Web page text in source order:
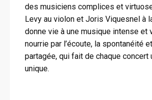
des musiciens complices et
Levy au violon et Joris Viquesnel à
donne vie à une musique intense et
nourrie par l’écoute, la spontanéité
partagée, qui fait de chaque concert
unique.